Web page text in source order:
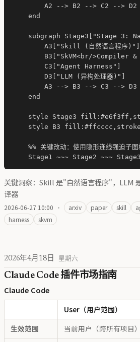
        A2 --> B2 --> C2 --> D2
    end
subgraph Stage3["Stage 3:
        A3["Skill (自然语言程序)"]
B3["SkVM<br/>Compiler &
        C3["Agent Harness"]
        D3["LLM (异构处理器)"]
        A3 --> B3 --> C3 --> D3
    end
style Stage3
style B3
%% 关键改动：使用隐形连线强迫子图
关键洞察：Skill 是"自然语言程序"，LLM
译器
2026-06-27 10:00 · arxiv paper skill
harness
skvm
2026年4月18日 星期六
Claude Code 插件市场指南
Claude Code
User（用户范围）
生效范围
当前用户（跨所有项目）